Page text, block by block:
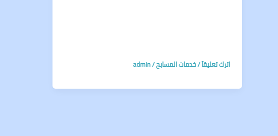
اترك تعليقاً/خدمات المسابح/
admin